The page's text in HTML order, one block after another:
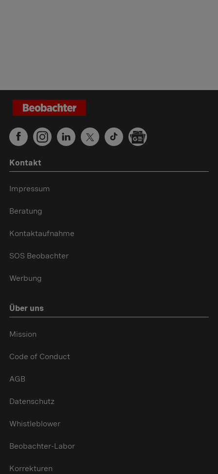
Kontakt
Impressum
Beratung
Kontaktaufnahme
SOS Beobachter
Werbung
Über uns
Mission
Code of Conduct
AGB
Datenschutz
Whistleblower
Beobachter-Labor
Korrekturen